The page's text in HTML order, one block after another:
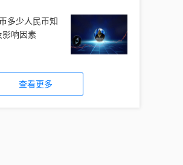
多少人民币知
影响因素
查看更多